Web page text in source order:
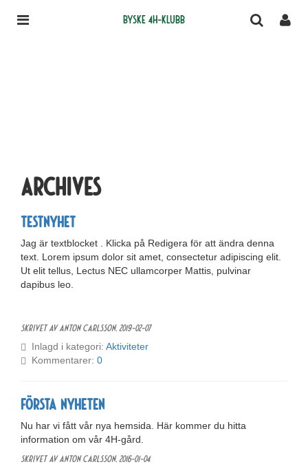
Byske 4H-klubb
Archives
Testnyhet
Jag är textblocket . Klicka på Redigera för att ändra denna
text. Lorem ipsum dolor sit amet, consectetur adipiscing elit.
Ut elit tellus, Lectus NEC ullamcorper Mattis, pulvinar
dapibus leo.
Skrivet av Anton Carlsson,2019-02-07
Inlagd i kategori: Aktiviteter
Kommentarer: 0
Första nyheten
Nu har vi fått vår nya hemsida. Här kommer du hitta
information om vår 4H-gård.
Skrivet av Anton Carlsson,2016-01-04